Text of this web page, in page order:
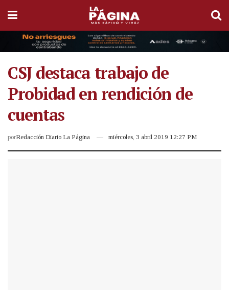
CSJ destaca trabajo de
Probidad en rendición de
cuentas
porRedacción Diario La Página miércoles, 3 abril 2019 12:27 PM